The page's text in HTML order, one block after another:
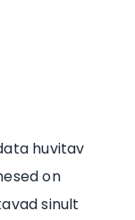
huvitav
on
sinult